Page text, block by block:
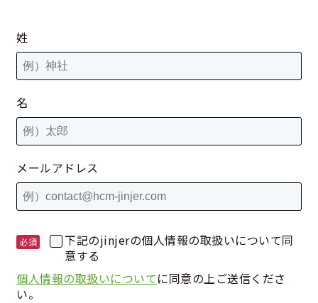
姓
名
メールアドレス
下記のjinjerの個人情報の取扱いについて同
意する
個人情報の取扱いについてに同意の上ご送信くださ
い。